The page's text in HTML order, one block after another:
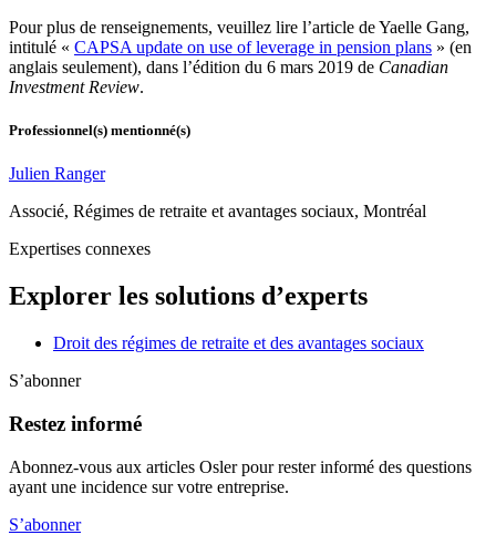
Pour plus de renseignements, veuillez lire l’article de Yaelle Gang,
intitulé « CAPSA update on use of leverage in pension plans » (en
anglais seulement), dans l’édition du 6 mars 2019 de Canadian
Investment Review.
Professionnel(s) mentionné(s)
Julien Ranger
Associé, Régimes de retraite et avantages sociaux, Montréal
Expertises connexes
Explorer les solutions d’experts
Droit des régimes de retraite et des avantages sociaux
S’abonner
Restez informé
Abonnez-vous aux articles Osler pour rester informé des questions
ayant une incidence sur votre entreprise.
S’abonner